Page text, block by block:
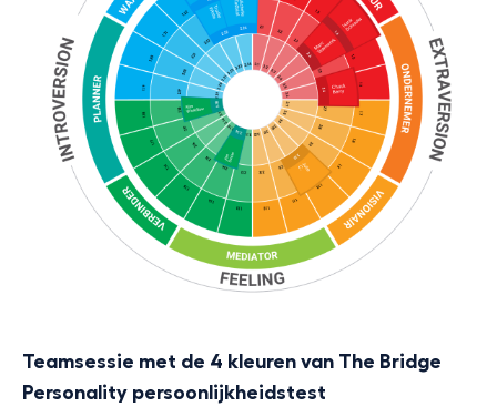
Teamsessie met de 4 kleuren van The Bridge
Personality persoonlijkheidstest